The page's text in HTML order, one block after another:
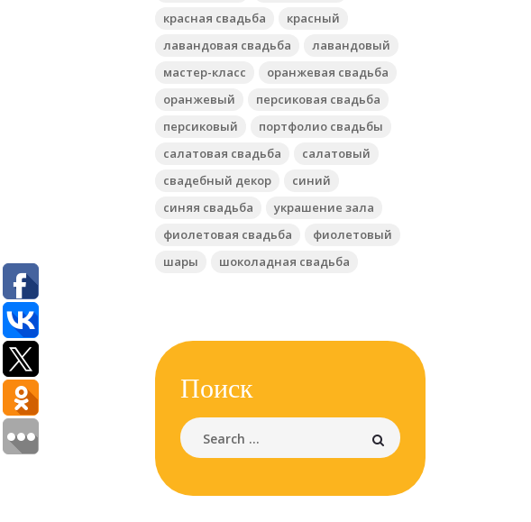
красная свадьба
красный
лавандовая свадьба
лавандовый
мастер-класс
оранжевая свадьба
оранжевый
персиковая свадьба
персиковый
портфолио свадьбы
салатовая свадьба
салатовый
свадебный декор
синий
синяя свадьба
украшение зала
фиолетовая свадьба
фиолетовый
шары
шоколадная свадьба
Поиск